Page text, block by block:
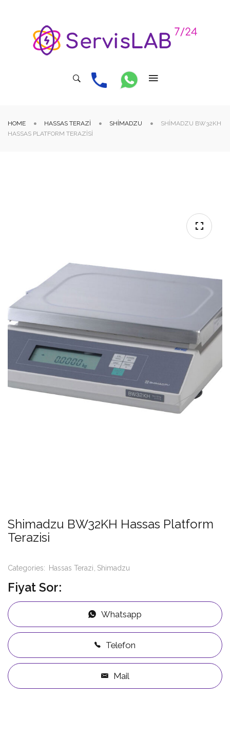
HOME HASSAS TERAZI SHIMADZU
SHIMADZU BW32KH
HASSAS PLATFORM TERAZISI
Shimadzu BW32KH Hassas Platform
Terazisi
Categories: Hassas Terazi Shimadzu
Fiyat Sor:
Whatsapp
Telefon
Mail